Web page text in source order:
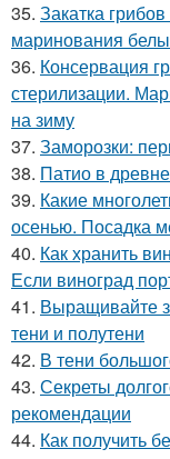
35. Закатка
маринования
36. Консервация
стерилизации.
на зиму
37. Заморозки:
38. Патио в
39. Какие
осенью. Посадка
40. Как хранить
Если виноград
41. Выращивайте
тени и полутени
42. В тени
43. Секреты
рекомендации
44. Как получить